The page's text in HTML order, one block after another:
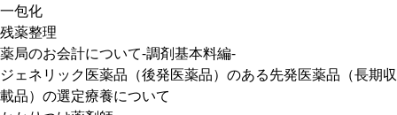
一包化
残薬整理
薬局のお会計について-調剤基本料編-
ジェネリック医薬品（後発医薬品）のある先発医薬品（長期収
載品）の選定療養について